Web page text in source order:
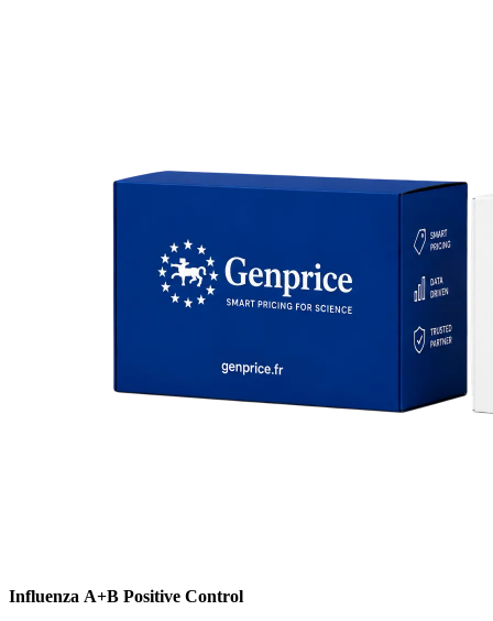
Influenza A+B Positive Control